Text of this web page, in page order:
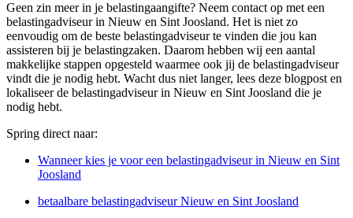
Geen zin meer in je belastingaangifte? Neem contact op met een
belastingadviseur in Nieuw en Sint Joosland. Het is niet zo
eenvoudig om de beste belastingadviseur te vinden die jou kan
assisteren bij je belastingzaken. Daarom hebben wij een aantal
makkelijke stappen opgesteld waarmee ook jij de belastingadviseur
vindt die je nodig hebt. Wacht dus niet langer, lees deze blogpost en
lokaliseer de belastingadviseur in Nieuw en Sint Joosland die je
nodig hebt.
Spring direct naar:
Wanneer kies je voor een belastingadviseur in Nieuw en Sint
Joosland
betaalbare belastingadviseur Nieuw en Sint Joosland